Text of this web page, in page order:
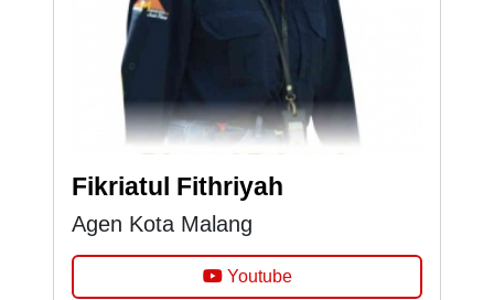
Fikriatul Fithriyah
Agen Kota Malang
Youtube